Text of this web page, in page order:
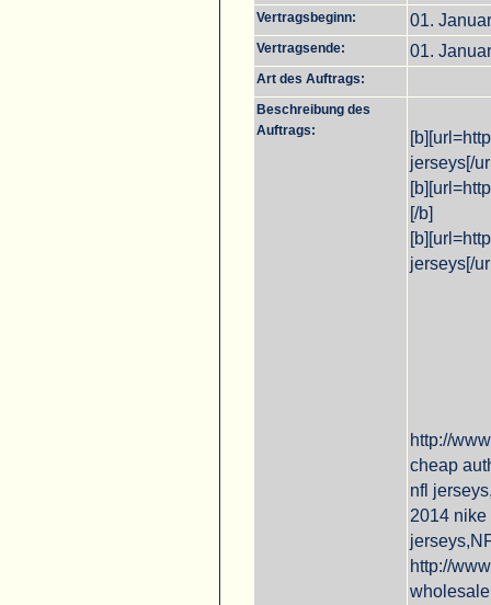
Vertragsbeginn:
01.
Vertragsende: 01.
Art des Auftrags:
Beschreibung des
Auftrags:
jerseys[/
[/b]
jerseys[/
http://
cheap
nfl
2014
http://
wholesale